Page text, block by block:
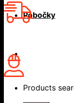
Pobočky
Products